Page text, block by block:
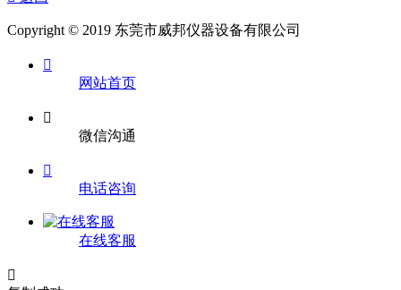
Copyright © 2019 东莞市威邦仪器设备有限公司

网站首页

微信沟通

电话咨询
在线客服
